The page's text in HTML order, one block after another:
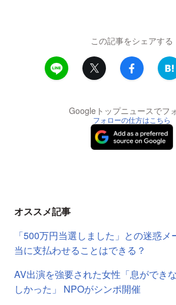
この記事をシェアする
Googleトップニュースでフ
フォローの仕方はこちら
オススメ記事
「500万円当選しました」との迷惑
当に支払わせることはできる？
AV出演を強要された女性「息ができ
しかった」 NPOがシンポ開催